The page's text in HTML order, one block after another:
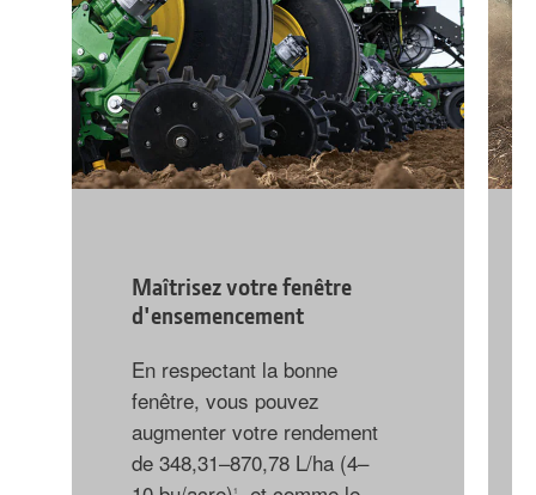
Maîtrisez votre fenêtre
d'ensemencement
En respectant la bonne
fenêtre, vous pouvez
augmenter votre rendement
de 348,31–870,78 L/ha (4–
1